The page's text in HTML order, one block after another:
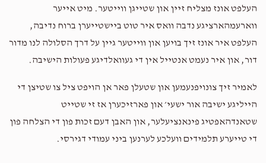
העלפט אונז מצליח זיין און שטייגן ווייטער. מיט אייער
ווארעמהארציגע נדבה וואס איר טוט ביישטייערן ברוח נדיבה,
העלפט איר אונז זיך בויען און ווייטער גיין על דרך הסלולה לנו מדור
דור, און איר נעמט אנטייל אין די געוואלדיגע פעולות הישיבה.
לאמיר זיך צונויפנעמען און שטעלן פאר אן הויפט ציל צו שטיצן די
הייליגע ישיבה אור ישעי׳ און פארזיכערן אז זי שטייט
שטאנדהאפטיג פינאנציעלער, און האבן דעם זכות פון די הצלחה פון
די טייערע תלמידים וועלכע לערנען ביני עמודי דגירסי.